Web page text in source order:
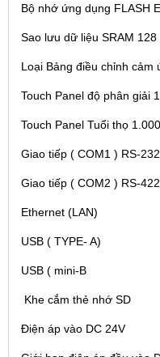
Bộ nhớ ứng dụng FLASH
Sao lưu dữ liệu SRAM 128
Loại Bảng điều chỉnh cảm
Touch Panel độ phân giải
Touch Panel Tuổi thọ
Giao tiếp ( COM1 ) RS-
Giao tiếp ( COM2 ) RS-
Ethernet (LAN)
USB ( TYPE- A)
USB ( mini-B
Khe cắm thẻ nhớ SD
Điện áp vào DC 24V